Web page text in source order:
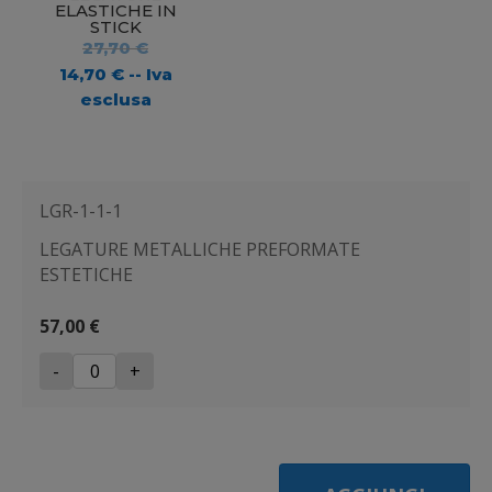
ELASTICHE IN
STICK
27,70€Il
prezzo
originale
14,70 €Il
prezzo
-- Iva
esclusa
LGR-1-1-1
LEGATURE METALLICHE PREFORMATE
ESTETICHE
57,00 €
-
+